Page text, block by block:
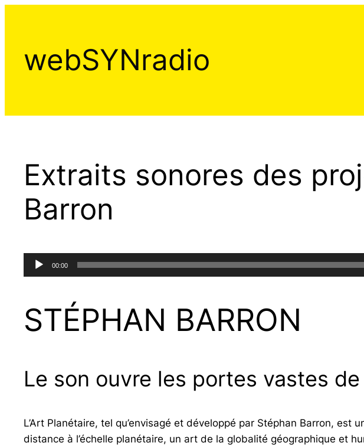
webSYNradio
Extraits sonores des
Barron
Lecteur
audio
00:00
STÉPHAN BARRON
Le son ouvre les portes vastes de
L’Art Planétaire, tel qu’envisagé et développé par Stéphan Barron, est
distance à l’échelle planétaire, un art de la globalité géographique et